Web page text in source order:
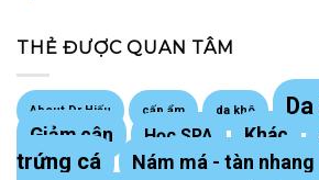
THẺ ĐƯỢC QUAN TÂM
About Dr Hiếu cấp ẩm da khô
Giảm cân Học SPA Khác
trứng cá
Nám má - tàn nhang